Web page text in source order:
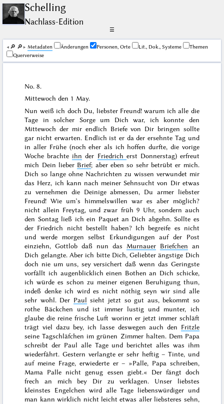
Schelling
Nachlass-Edition
☰
🔎︎ 🔎︎ Me­ta­da­ten Änderungen Personen, Orte Lit., Dok., Systeme
Themen
Querverweise
No. 8.
Mittewoch den 1 May.
Nun weiß ich doch Du, liebster Freund! warum ich alle die
Tage in solcher Sorge um Dich war, ich konnte den
Mittewoch der mir endlich Briefe von Dir bringen sollte
gar nicht erwarten. Endlich ist er da der ersehnte Tag und
in aller Frühe (noch eher als ich hoffen durfte, die vorige
Woche brachte ihn der Friedrich erst Donnerstag) erfreut
mich Dein lieber Brief; aber eben so sehr betrübt er mich.
Dich so lange ohne Nachrichten zu wissen verwundet mir
das Herz, ich kann nach meiner Sehnsucht von Dir etwas
zu vernehmen die Deinige abmessen, Du armer liebster
Freund! Wie um’s himmelswillen war es aber möglich?
nicht allein Freytag, und zwar früh 9 Uhr, sondern auch
den Sontag ließ ich ein Paquet an Dich abgehn. Sollte es
der Friedrich nicht bestellt haben? Ich begreife es nicht
und werde morgen selbst Erkundigungen auf der Post
einziehn, Gottlob daß nun das Murnauer Briefchen an
Dich gelangte. Aber ich bitte Dich, Geliebter ängstige Dich
doch nie um uns, sey versichert daß wenn das Geringste
vorfällt ich augenblicklich einen Bothen an Dich schicke,
ich würde es schon zu meiner eigenen Beruhigung thun,
indeß denke ich wird es nicht nöthig seyn wir sind alle
sehr wohl. Der Paul sieht jetzt so gut aus, bekommt so
rothe Bäckchen und ist immer lustig und munter, ich
glaube die reine frische Luft worinn er jetzt immer schläft
trägt viel dazu bey, ich lasse deswegen auch den Fritzle
seine Tagschläfchen im grünen Zimmer halten. Dem Papa
schreibt der Paul alle Tage und berichtet alles was ihm
wiederfährt. Gestern verlangte er sehr heftig – Tinte, und
auf meine Frage, erwiederte er – »Palle, Papa schreiben,
Mama Palle nicht genug essen giebt.« Der fängt doch
frech an mich bey Dir zu verklagen. Unser liebstes
kleinstes Engelchen wird alle Tage liebenswürdiger und
man kann wirklich nicht leicht etwas aller liebsteres sehn,